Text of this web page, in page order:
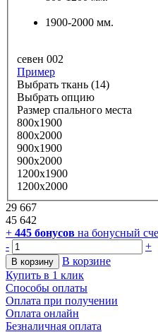
1900-2000 мм.
севен 002
Пример
Выбрать ткань (14)
Выбрать опцию
Размер спального места
800х1900
800х2000
900х1900
900х2000
1200х1900
1200х2000
29 667
45 642
+ 445 бонусов на бонусный
-
+
В корзину
В корзине
Купить в 1 клик
Способы оплаты
Оплата при получении
Оплата онлайн
Безналичная оплата